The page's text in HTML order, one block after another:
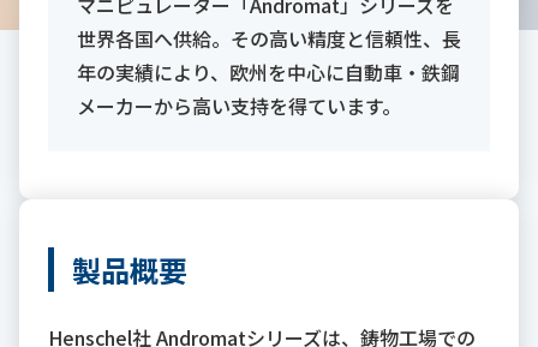
世界各国へ供給。その高い精度と信頼性、長
年の実績により、欧州を中心に自動車・鉄鋼
メーカーから高い支持を得ています。
製品概要
Henschel社 Andromatシリーズは、鋳物工場での